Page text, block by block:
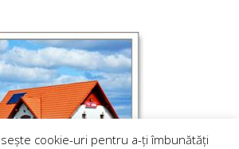
cookie-uri pentru a-ți îmbunătăți